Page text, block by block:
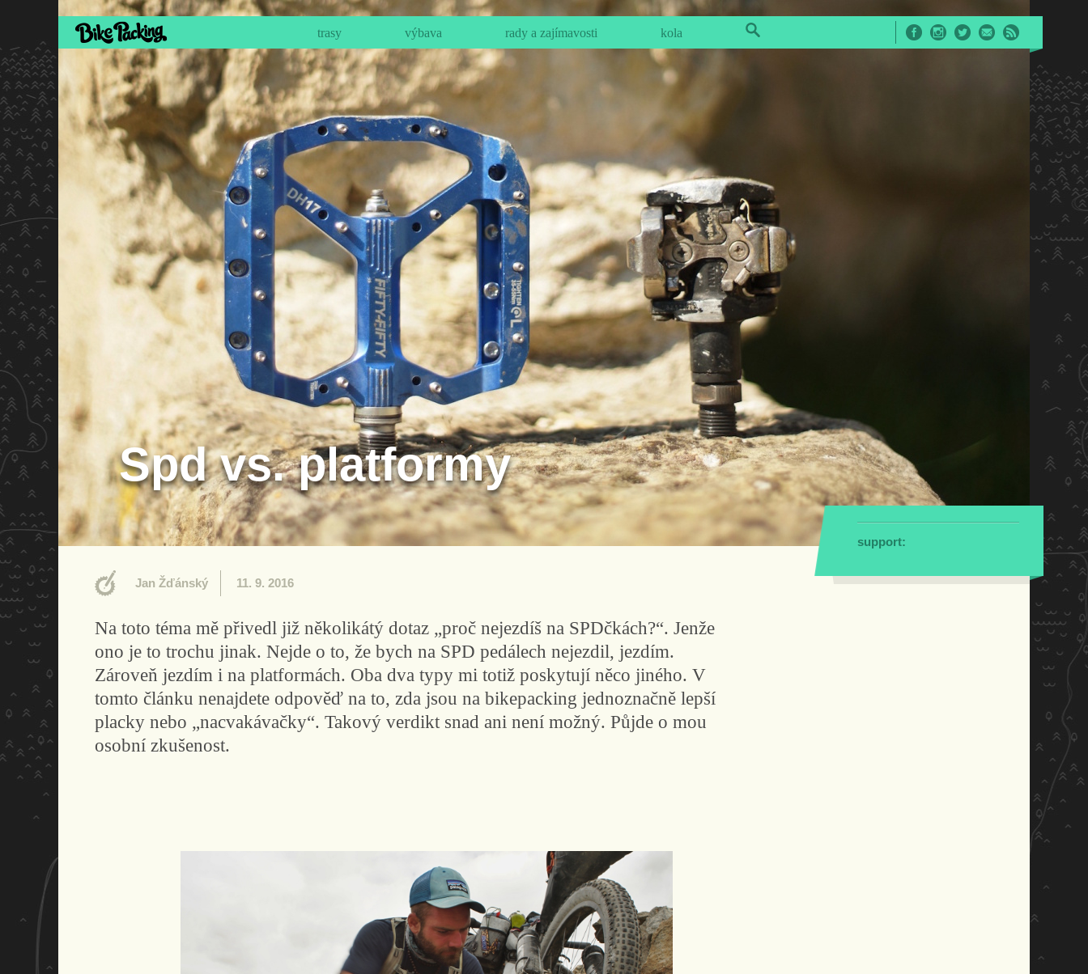
trasy výbava rady a zajímavosti kola
Spd vs. platformy
Jan Žďánský 11. 9. 2016
Na toto téma mě přivedl již několikátý dotaz „proč nejezdíš na SPDčkách?“. Jenže
ono je to trochu jinak. Nejde o to, že bych na SPD pedálech nejezdil, jezdím.
Zároveň jezdím i na platformách. Oba dva typy mi totiž poskytují něco jiného. V
tomto článku nenajdete odpověď na to, zda jsou na bikepacking jednoznačně lepší
placky nebo „nacvakávačky“. Takový verdikt snad ani není možný. Půjde o mou
osobní zkušenost.
support: